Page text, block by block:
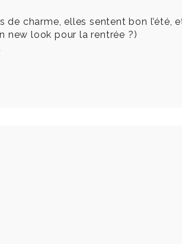
charme, elles sentent bon l’été,
new look pour la rentrée ?)